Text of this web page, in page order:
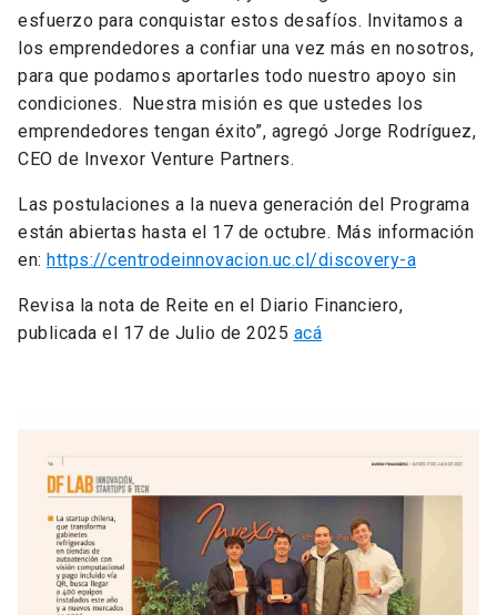
esfuerzo para conquistar estos desafíos. Invitamos a
los emprendedores a confiar una vez más en nosotros,
para que podamos aportarles todo nuestro apoyo sin
condiciones. Nuestra misión es que ustedes los
emprendedores tengan éxito”, agregó Jorge Rodríguez,
CEO de Invexor Venture Partners.
Las postulaciones a la nueva generación del Programa
están abiertas hasta el 17 de octubre. Más información
en: https://centrodeinnovacion.uc.cl/discovery-a
Revisa la nota de Reite en el Diario Financiero,
publicada el 17 de Julio de 2025 acá